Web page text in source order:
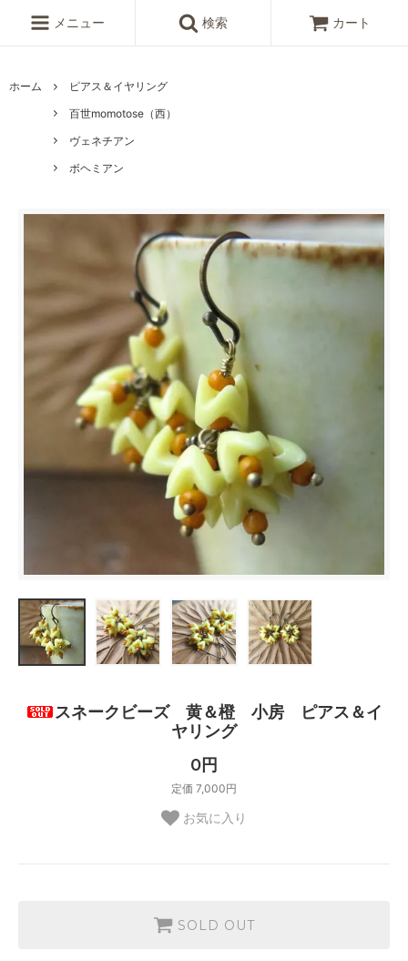
メニュー 検索 カート
ホーム
ピアス＆イヤリング
百世momotose（西）
ヴェネチアン
ボヘミアン
スネークビーズ 黄＆橙 小房 ピアス＆イ
ヤリング
0円
定価 7,000円
お気に入り
SOLD OUT